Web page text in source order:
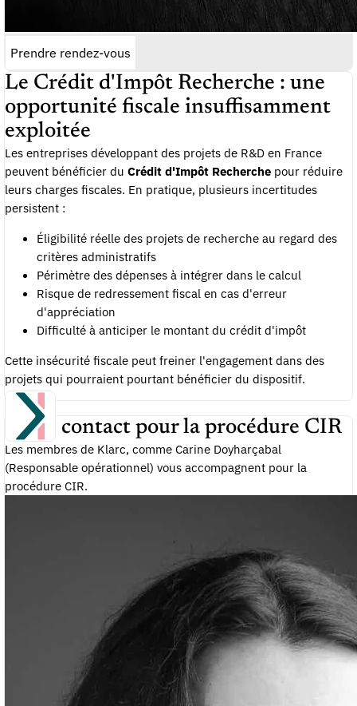
Prendre rendez-vous
Le Crédit d'Impôt Recherche : une
opportunité fiscale insuffisamment
exploitée
Les entreprises développant des projets de R&D en France
peuvent bénéficier du Crédit d'Impôt Recherche pour réduire
leurs charges fiscales. En pratique, plusieurs incertitudes
persistent :
Éligibilité réelle des projets de recherche au regard des
critères administratifs
Périmètre des dépenses à intégrer dans le calcul
Risque de redressement fiscal en cas d'erreur
d'appréciation
Difficulté à anticiper le montant du crédit d'impôt
Cette insécurité fiscale peut freiner l'engagement dans des
projets qui pourraient pourtant bénéficier du dispositif.
Votre contact pour la procédure CIR
Les membres de Klarc, comme Carine Doyharçabal
(Responsable opérationnel) vous accompagnent pour la
procédure CIR.